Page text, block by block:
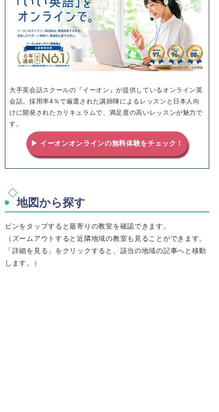
大手英会話スクールの『イーオン』が提供しているオンライン英
会話。採用率4％で厳選された講師陣によるレッスンと日本人向
けに開発されたカリキュラムで、満足度の高いレッスンが魅力で
す。
▶ イーオンオンラインの無料体験をチェック！
地図から探す
ピンをタップすると最寄りの教室を確認できます。
（ズームアウトすると近隣地域の教室も見ることができます。
「詳細を見る」をクリックすると、該当の地域の記事へと移動
します。）